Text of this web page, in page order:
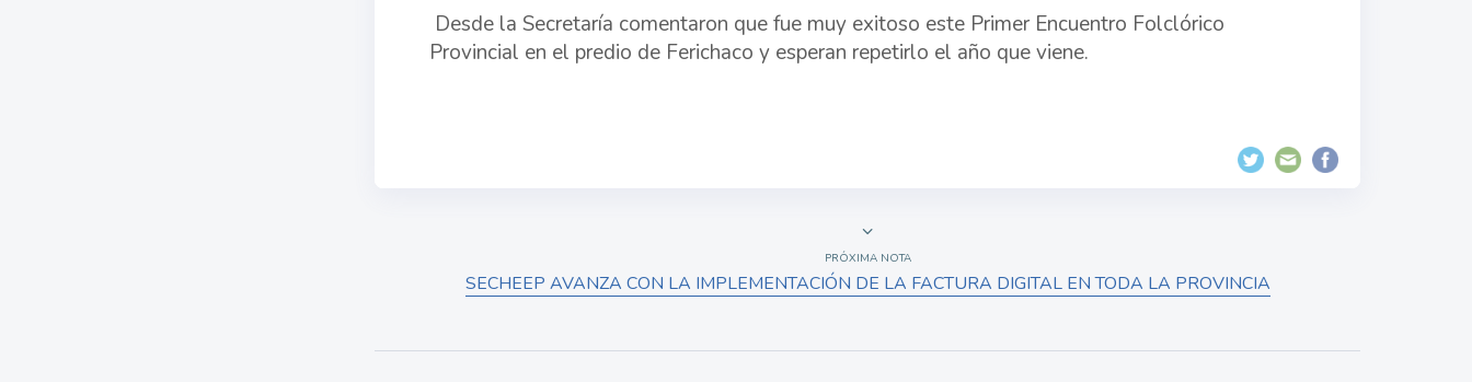
Desde la Secretaría comentaron que fue muy exitoso este Primer Encuentro Folclórico
Provincial en el predio de Ferichaco y esperan repetirlo el año que viene.
PRÓXIMA NOTA
SECHEEP AVANZA CON LA IMPLEMENTACIÓN DE LA FACTURA DIGITAL EN TODA LA PROVINCIA